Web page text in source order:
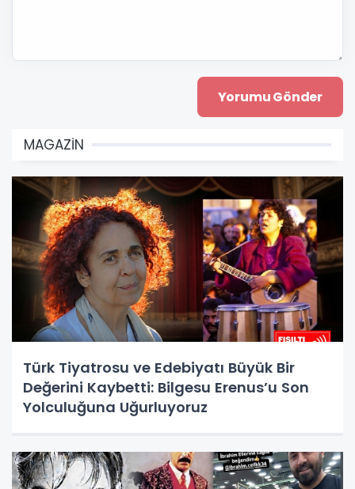
MAGAZİN
Türk Tiyatrosu ve Edebiyatı Büyük Bir
Değerini Kaybetti: Bilgesu Erenus’u Son
Yolculuğuna Uğurluyoruz